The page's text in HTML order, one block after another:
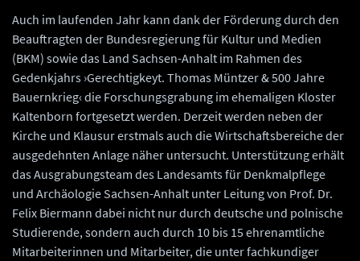
Auch im laufenden Jahr kann dank der Förderung durch den
Beauftragten der Bundesregierung für Kultur und Medien
(BKM) sowie das Land Sachsen-Anhalt im Rahmen des
Gedenkjahrs ›Gerechtigkeyt. Thomas Müntzer & 500 Jahre
Bauernkrieg‹ die Forschungsgrabung im ehemaligen Kloster
Kaltenborn fortgesetzt werden. Derzeit werden neben der
Kirche und Klausur erstmals auch die Wirtschaftsbereiche der
ausgedehnten Anlage näher untersucht. Unterstützung erhält
das Ausgrabungsteam des Landesamts für Denkmalpflege
und Archäologie Sachsen-Anhalt unter Leitung von Prof. Dr.
Felix Biermann dabei nicht nur durch deutsche und polnische
Studierende, sondern auch durch 10 bis 15 ehrenamtliche
Mitarbeiterinnen und Mitarbeiter, die unter fachkundiger